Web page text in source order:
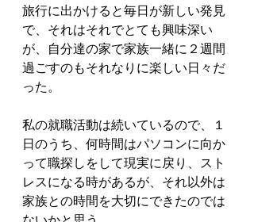
旅行に出かけると毎日が新しい発見
で、それはそれでとても興味深い
が、自分達の家で家族一緒に２週間
過ごすのもそれなりに楽しい日々だ
った。
私の就職活動は続いているので、１
日のうち、何時間はパソコンに向か
って職探しをして現実に戻り、スト
レスになる時があるが、それ以外は
家族との時間を大切にできたのでは